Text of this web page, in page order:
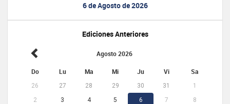
6 de Agosto de 2026
Ediciones Anteriores
Agosto 2026
Do Lu Ma Mi Ju Vi Sa
26 27 28 29 30 31
1
2
3 4 5 6 7
8